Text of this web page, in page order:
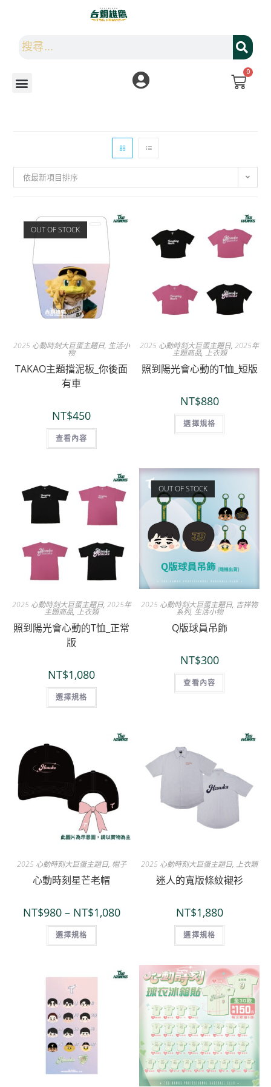
0
依最新項目排序
OUT OF STOCK
2025 心動時刻大巨蛋主題日, 生活小
物
TAKAO主題擋泥板_你後面
有車
NT$450
查看內容
2025 心動時刻大巨蛋主題日,2025年
主題商品, 上衣類
照到陽光會心動的T恤_短版
NT$880
選擇規格
2025 心動時刻大巨蛋主題日, 2025年
主題商品, 上衣類
照到陽光會心動的T恤_正常
版
NT$1,080
選擇規格
OUT OF STOCK
2025 心動時刻大巨蛋主題日, 吉祥物
系列, 生活小物
Q版球員吊飾
NT$300
查看內容
2025 心動時刻大巨蛋主題日, 帽子
心動時刻星芒老帽
NT$980– NT$1,080
選擇規格
2025 心動時刻大巨蛋主題日, 上衣類
迷人的寬版條紋襯衫
NT$1,880
選擇規格